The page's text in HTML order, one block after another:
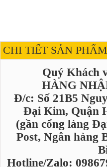
CHI TIẾT SẢN PHẨM
Quý Khách
HÀNG
Đ/c: Số 21B5
Đại Kim, Quận
(gần cổng làng
Post, Ngân hàng
Hotline/Zalo: